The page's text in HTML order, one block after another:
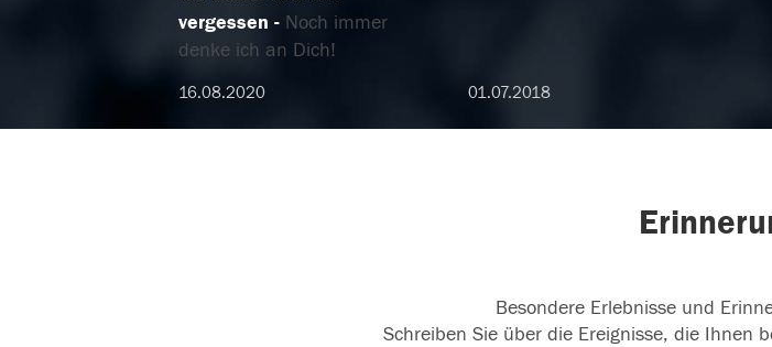
vergessen
Noch immer
denke ich an Dich!
16.08.2020 01.07.2018
Besondere Erlebnisse und
Schreiben Sie über die Ereignisse, die Ihnen